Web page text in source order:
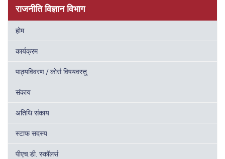
राजनीति विज्ञान विभाग
होम
कार्यक्रम
पाठ्यविवरण / कोर्स विषयवस्तु
संकाय
अतिथि संकाय
स्टाफ सदस्य
पीएच.डी. स्कॉलर्स